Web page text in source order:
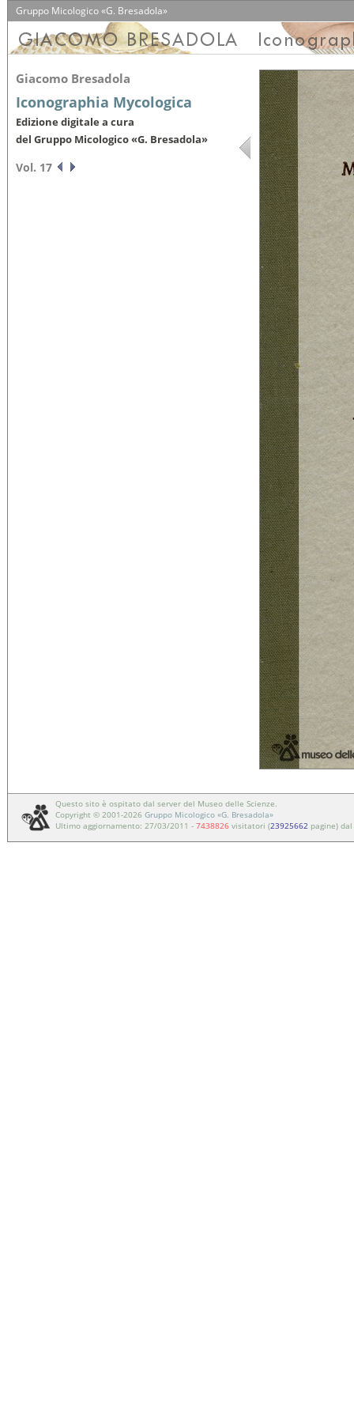
Gruppo Micologico «G. Bresadola»
Giacomo Bresadola
Iconographia Mycologica
Edizione digitale a cura
del Gruppo Micologico «G. Bresadola»
Vol. 17
Questo sito è ospitato dal server del Museo delle Scienze.
Copyright © 2001-2026 Gruppo Micologico «G. Bresadola»
Ultimo aggiornamento: 27/03/2011 - 7438826 visitatori (23925662 pagine)